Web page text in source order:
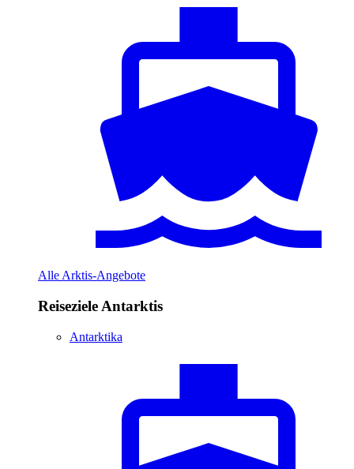
Alle Arktis-Angebote
Reiseziele Antarktis
Antarktika